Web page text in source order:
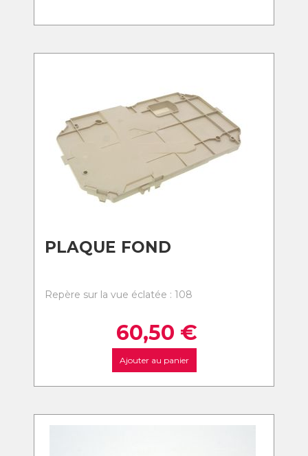
PLAQUE FOND
Repère sur la vue éclatée : 108
60,50 €
Ajouter au panier